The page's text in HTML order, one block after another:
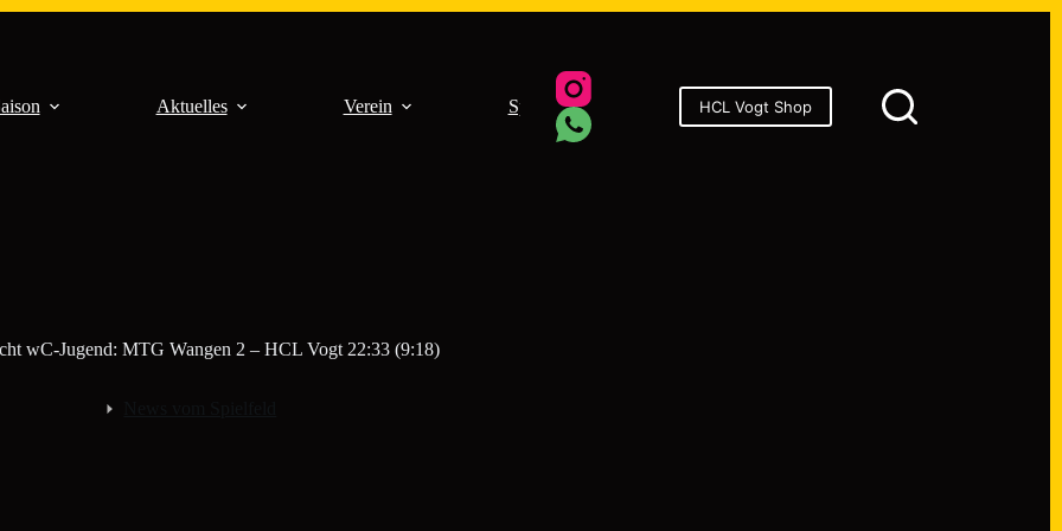
Aktuelles Verein Sponsoren HCL Vogt Shop
wC-Jugend: MTG Wangen 2 – HCL Vogt 22:33 (9:18)